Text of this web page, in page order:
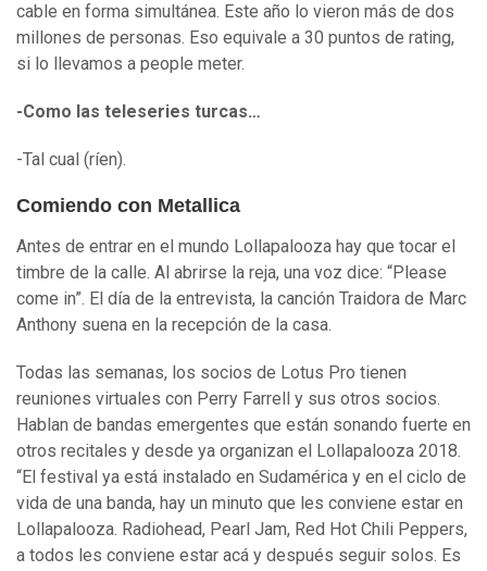
cable en forma simultánea. Este año lo vieron más de dos
millones de personas. Eso equivale a 30 puntos de rating,
si lo llevamos a people meter.
-Como las teleseries turcas…
-Tal cual (ríen).
Comiendo con Metallica
Antes de entrar en el mundo Lollapalooza hay que tocar el
timbre de la calle. Al abrirse la reja, una voz dice: “Please
come in”. El día de la entrevista, la canción Traidora de Marc
Anthony suena en la recepción de la casa.
Todas las semanas, los socios de Lotus Pro tienen
reuniones virtuales con Perry Farrell y sus otros socios.
Hablan de bandas emergentes que están sonando fuerte en
otros recitales y desde ya organizan el Lollapalooza 2018.
“El festival ya está instalado en Sudamérica y en el ciclo de
vida de una banda, hay un minuto que les conviene estar en
Lollapalooza. Radiohead, Pearl Jam, Red Hot Chili Peppers,
a todos les conviene estar acá y después seguir solos. Es